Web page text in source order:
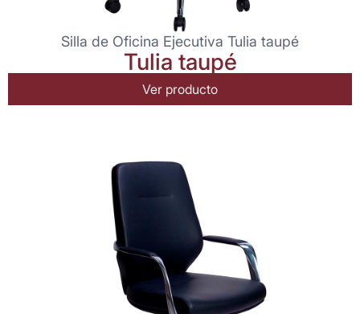
Silla de Oficina Ejecutiva Tulia taupé
Tulia taupé
Ver producto